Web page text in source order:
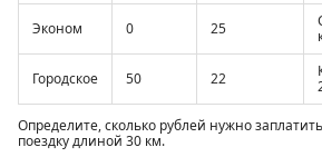
Эконом 0 25
Городское 50 22
Определите, сколько рублей нужно
поездку длиной 30 км.